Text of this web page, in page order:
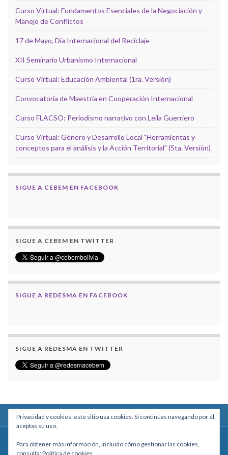
Curso Virtual: Fundamentos Esenciales de la Negociación y
Manejo de Conflictos
17 de Mayo, Día Internacional del Reciclaje
XII Seminario Urbanismo Internacional
Curso Virtual: Educación Ambiental (1ra. Versión)
Convocatoria de Maestría en Cooperación Internacional
Curso FLACSO: Periodismo narrativo con Leila Guerriero
Curso Virtual: Género y Desarrollo Local "Herramientas y
conceptos para el análisis y la Acción Territorial" (5ta. Versión)
SIGUE A CEBEM EN FACEBOOK
SIGUE A CEBEM EN TWITTER
SIGUE A REDESMA EN FACEBOOK
SIGUE A REDESMA EN TWITTER
Calle Macario Pinilla # 2588 esq. Av. Arce, Edificio Arcadia, Mezzanine, Of. 101
Privacidad y cookies: este sitio usa cookies. Si continúas navegando por él,
aceptas su uso.
Para obtener más información, incluido cómo gestionar las cookies,
consulta:Política de cookies